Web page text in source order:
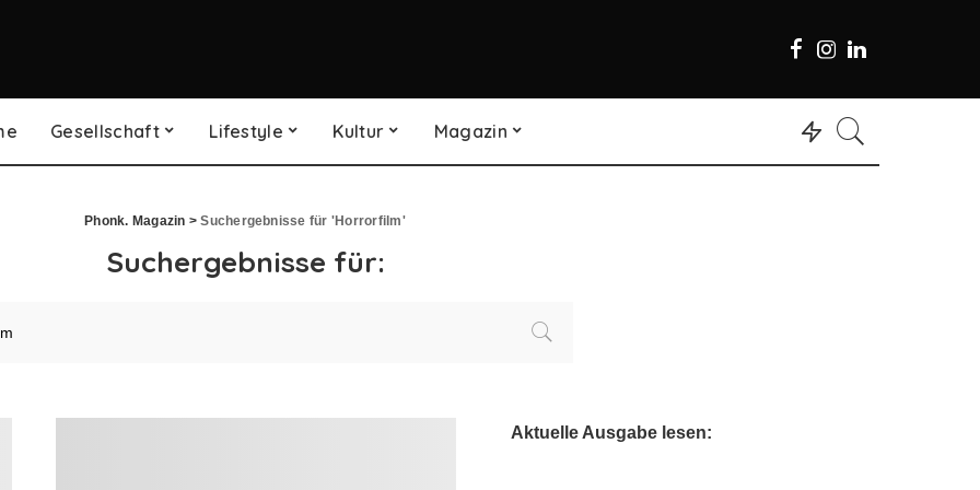
Gesellschaft Lifestyle Kultur Magazin
Phonk. Magazin >Suchergebnisse für 'Horrorfilm'
Suchergebnisse für:
Aktuelle Ausgabe lesen: